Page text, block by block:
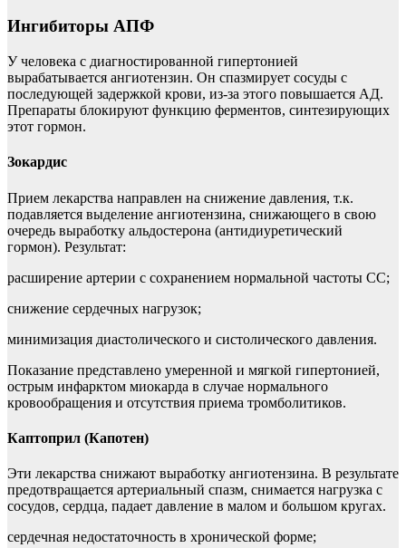
Ингибиторы АПФ
У человека с диагностированной гипертонией
вырабатывается ангиотензин. Он спазмирует сосуды с
последующей задержкой крови, из-за этого повышается АД.
Препараты блокируют функцию ферментов, синтезирующих
этот гормон.
Зокардис
Прием лекарства направлен на снижение давления, т.к.
подавляется выделение ангиотензина, снижающего в свою
очередь выработку альдостерона (антидиуретический
гормон). Результат:
расширение артерии с сохранением нормальной частоты СС;
снижение сердечных нагрузок;
минимизация диастолического и систолического давления.
Показание представлено умеренной и мягкой гипертонией,
острым инфарктом миокарда в случае нормального
кровообращения и отсутствия приема тромболитиков.
Каптоприл (Капотен)
Эти лекарства снижают выработку ангиотензина. В результате
предотвращается артериальный спазм, снимается нагрузка с
сосудов, сердца, падает давление в малом и большом кругах.
сердечная недостаточность в хронической форме;